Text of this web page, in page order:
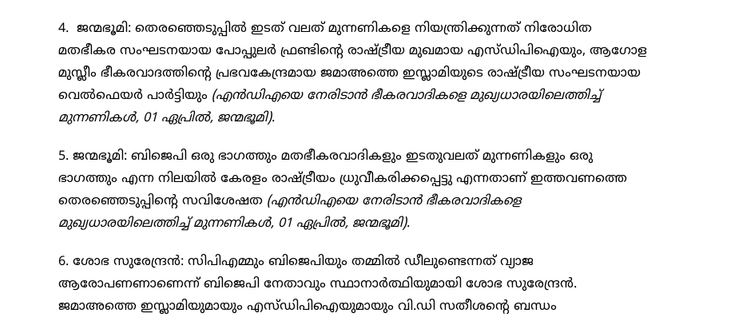
4. ജന്മഭൂമി: തെരഞ്ഞെടുപ്പില്‍ ഇടത് വലത് മുന്നണികളെ നിയന്ത്രിക്കുന്നത് നിരോധിത
മതഭീകര സംഘടനയായ പോപ്പുലര്‍ ഫ്രണ്ടിന്റെ രാഷ്ട്രീയ മുഖമായ എസ്ഡിപിഐയും, ആഗോള
മുസ്ലീം ഭീകരവാദത്തിന്റെ പ്രഭവകേന്ദ്രമായ ജമാഅത്തെ ഇസ്ലാമിയുടെ രാഷ്ട്രീയ സംഘടനയായ
വെല്‍ഫെയര്‍ പാര്‍ട്ടിയും (എന്‍ഡിഎയെ നേരിടാന്‍ ഭീകരവാദികളെ മുഖ്യധാരയിലെത്തിച്ച്
മുന്നണികള്‍, 01 ഏപ്രില്‍, ജന്മഭൂമി).
5. ജന്മഭൂമി: ബിജെപി ഒരു ഭാഗത്തും മതഭീകരവാദികളും ഇടതുവലത് മുന്നണികളും ഒരു
ഭാഗത്തും എന്ന നിലയില്‍ കേരളം രാഷ്ട്രീയം ധ്രുവീകരിക്കപ്പെട്ടു എന്നതാണ് ഇത്തവണത്തെ
തെരഞ്ഞെടുപ്പിന്റെ സവിശേഷത (എന്‍ഡിഎയെ നേരിടാന്‍ ഭീകരവാദികളെ
മുഖ്യധാരയിലെത്തിച്ച് മുന്നണികള്‍, 01 ഏപ്രില്‍, ജന്മഭൂമി).
6. ശോഭ സുരേന്ദ്രന്‍: സിപിഎമ്മും ബിജെപിയും തമ്മില്‍ ഡീലുണ്ടെന്നത് വ്യാജ
ആരോപണണാണെന്ന് ബിജെപി നേതാവും സ്ഥാനാര്‍ത്ഥിയുമായി ശോഭ സുരേന്ദ്രന്‍.
ജമാഅത്തെ ഇസ്ലാമിയുമായും എസ്ഡിപിഐയുമായും വി.ഡി സതീശന്റെ ബന്ധം